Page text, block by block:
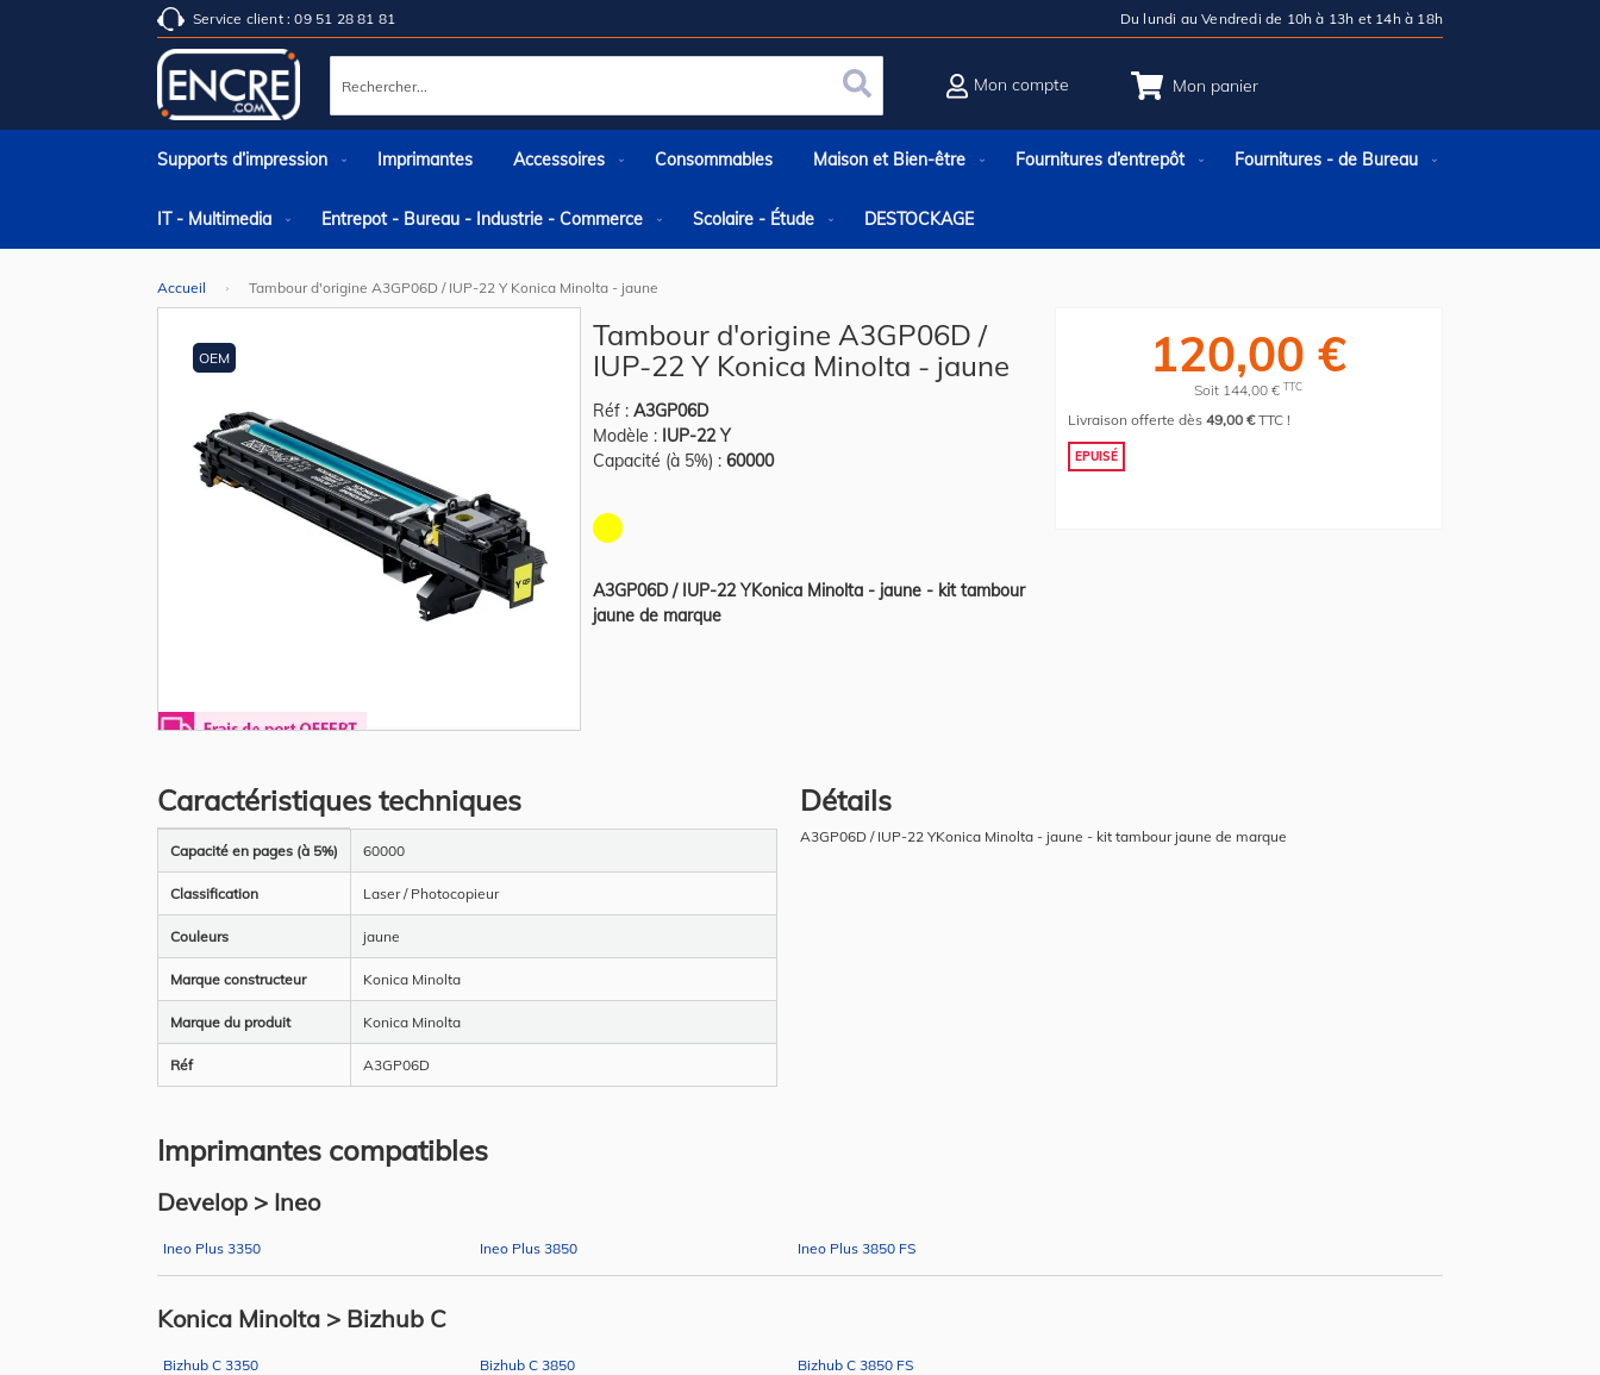
Service client : 09 51 28 81 81 Du lundi au Vendredi de 10h à 13h et 14h à 18h
Mon panier
Rechercher Rechercher
Mon compte
Supports d’impression Imprimantes Accessoires Consommables Maison et Bien-être Fournitures d’entrepôt Fournitures - de Bureau
IT - Multimedia Entrepot - Bureau - Industrie - Commerce Scolaire - Étude DESTOCKAGE
Accueil
Tambour d'origine A3GP06D / IUP-22 Y Konica Minolta - jaune
gallery
beginning
of
the
images
gallery
OEM
Tambour d'origine A3GP06D /
IUP-22 Y Konica Minolta - jaune
Réf : A3GP06D
Modèle : IUP-22 Y
Capacité (à 5%) : 60000
A3GP06D / IUP-22 YKonica Minolta - jaune - kit tambour
jaune de marque
120,00 €
Soit 144,00 € TTC
Livraison offerte dès49,00 €TTC !
EPUISÉ
Caractéristiques techniques
d’information
Capacité en pages (à 5%) 60000
Classification Laser / Photocopieur
Couleurs jaune
Marque constructeur Konica Minolta
Marque du produit Konica Minolta
Réf A3GP06D
Détails
A3GP06D / IUP-22 YKonica Minolta - jaune - kit tambour jaune de marque
Imprimantes compatibles
Develop > Ineo
Ineo Plus 3350 Ineo Plus 3850 Ineo Plus 3850 FS
Konica Minolta > Bizhub C
Bizhub C 3350 Bizhub C 3850 Bizhub C 3850 FS